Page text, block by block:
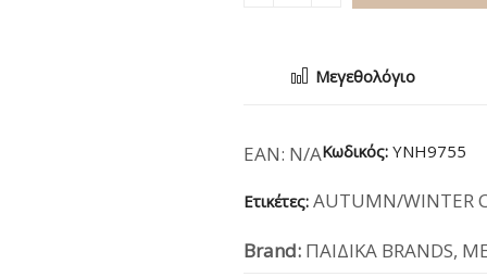
Μεγεθολόγιο
EAN: N/AΚωδικός: YNH9755
Ετικέτες: AUTUMN/WINTER
Brand: ΠΑΙΔΙΚΑ BRANDS,